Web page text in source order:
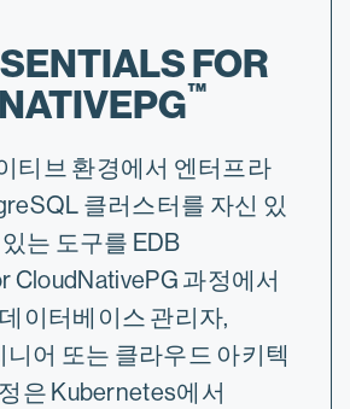
FOR
™
티브 환경에서 엔터프라
클러스터를 자신 있
는 도구를 EDB
CloudNativePG 과정에서
이터베이스 관리자,
니어 또는 클라우드 아키텍
은 Kubernetes에서